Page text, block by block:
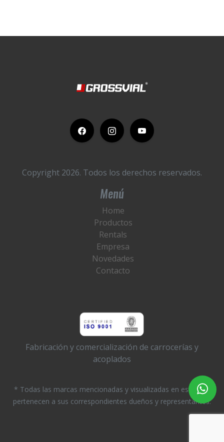
Copyright 2026. Todos los derechos reservados.
Menú
Home
Productos
Rentals
Empresa
Novedades
Contacto
Fabricación y comercialización de carrocerías y
acoplados
* Todas las marcas mencionadas y visualizadas en este sitio
pertenecen a sus correspondientes dueños y representantes.